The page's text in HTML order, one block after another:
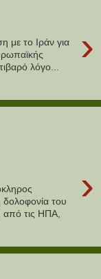
›
με το Ιράν για
λόγο...
›
δολοφονία του
από τις ΗΠΑ,